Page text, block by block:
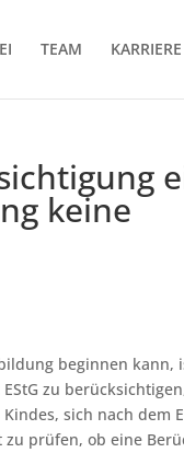
TEAM KARRIERE
keine
beginnen kann,
zu
sich nach dem
prüfen, ob eine